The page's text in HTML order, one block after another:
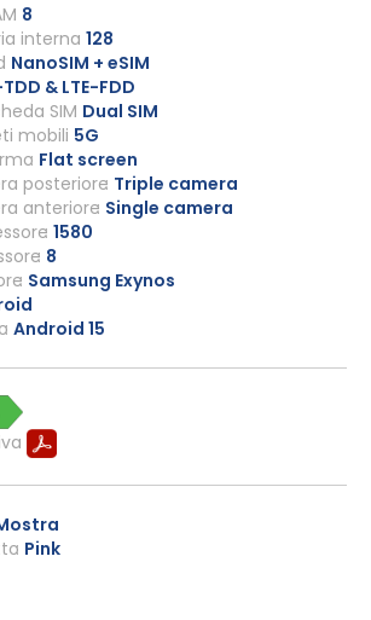
8
interna 128
NanoSIM + eSIM
TDD & LTE-FDD
SIM Dual SIM
mobili 5G
Pink
Flat screen
posteriore Triple camera
anteriore Single camera
1580
8
Samsung Exynos
Android 15